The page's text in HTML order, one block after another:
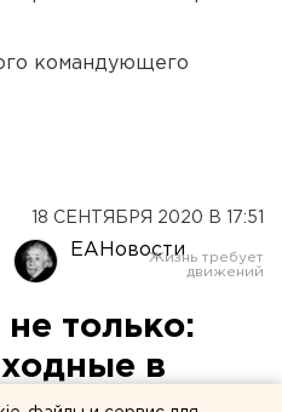
командующего
18 СЕНТЯБРЯ 2020 В 17:51
ЕАНовости
только:
в